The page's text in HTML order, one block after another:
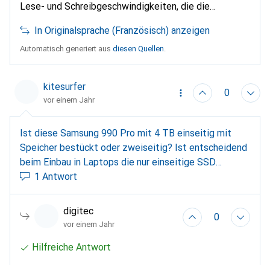
Lese- und Schreibgeschwindigkeiten, die die
Außerdem wird empfohlen, ein SSD mit Kühlkörper zu
verwenden, und dieses Modell enthält einen solchen,
was den Einbau erleichtert und für ein gutes
In Originalsprache (Französisch) anzeigen
Automatisch generiert aus diesen Quellen.
kitesurfer
vor einem Jahr
0
Ist diese Samsung 990 Pro mit 4 TB einseitig mit
Speicher bestückt oder zweiseitig? Ist entscheidend
beim Einbau in Laptops die nur einseitige SSD
unterstützen vom Platz her.
1 Antwort
digitec
vor einem Jahr
0
Hilfreiche Antwort